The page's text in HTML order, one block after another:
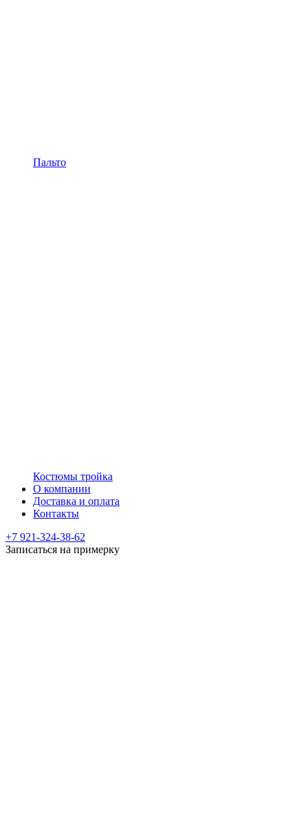
Пальто
Костюмы тройка
О компании
Доставка и оплата
Контакты
+7 921-324-38-62
Записаться на примерку